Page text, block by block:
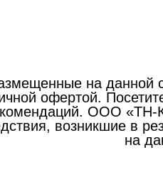
на данной
офертой.
ООО «ТН-
возникшие в
на